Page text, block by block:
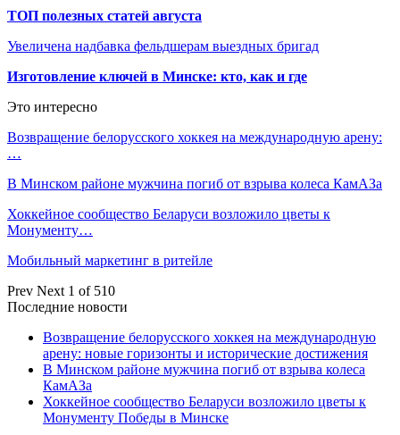
ТОП полезных статей августа
Увеличена надбавка фельдшерам выездных бригад
Изготовление ключей в Минске: кто, как и где
Это интересно
Возвращение белорусского хоккея на международную арену:
…
В Минском районе мужчина погиб от взрыва колеса КамАЗа
Хоккейное сообщество Беларуси возложило цветы к
Монументу…
Мобильный маркетинг в ритейле
Prev Next 1 of 510
Последние новости
Возвращение белорусского хоккея на международную
арену: новые горизонты и исторические достижения
В Минском районе мужчина погиб от взрыва колеса
КамАЗа
Хоккейное сообщество Беларуси возложило цветы к
Монументу Победы в Минске